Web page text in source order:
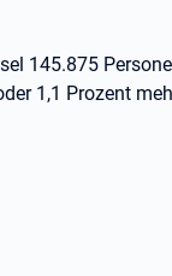
145.875
1,1 Prozent